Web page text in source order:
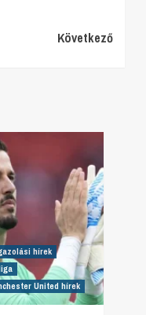
Következő
hírek
United hírek